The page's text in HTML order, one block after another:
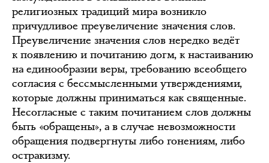
религиозных традиций мира возникло
причудливое преувеличение значения слов.
Преувеличение значения слов нередко ведёт
к появлению и почитанию догм, к настаиванию
на единообразии веры, требованию всеобщего
согласия с бессмысленными утверждениями,
которые должны приниматься как священные.
Несогласные с таким почитанием слов должны
быть «обращены», а в случае невозможности
обращения подвергнуты либо гонениям, либо
остракизму.